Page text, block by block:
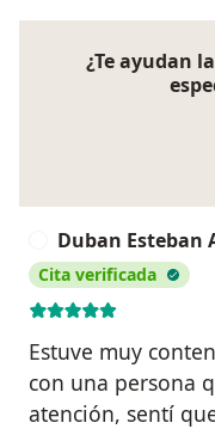
¿Te ayudan
Duban Esteban
Cita verificada
Estuve muy
con una persona
atención, sentí